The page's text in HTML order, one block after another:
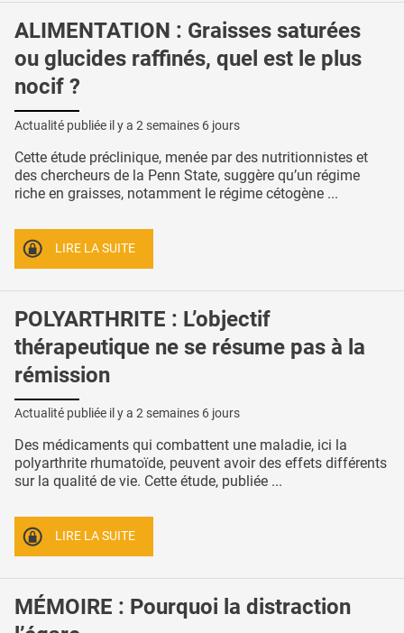
ALIMENTATION : Graisses saturées
ou glucides raffinés, quel est le plus
nocif ?
Actualité publiée il y a 2 semaines 6 jours
Cette étude préclinique, menée par des nutritionnistes et
des chercheurs de la Penn State, suggère qu’un régime
riche en graisses, notamment le régime cétogène ...
LIRE LA SUITE
POLYARTHRITE : L’objectif
thérapeutique ne se résume pas à la
rémission
Actualité publiée il y a 2 semaines 6 jours
Des médicaments qui combattent une maladie, ici la
polyarthrite rhumatoïde, peuvent avoir des effets différents
sur la qualité de vie. Cette étude, publiée ...
LIRE LA SUITE
MÉMOIRE : Pourquoi la distraction